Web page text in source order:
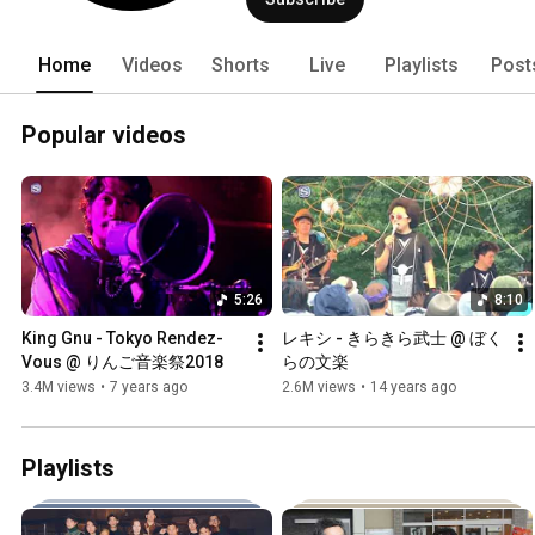
Home Videos Shorts Live Playlists
Popular videos
5:26
King Gnu - Tokyo Rendez-
Vous @ りんご音楽祭2018
3.4M views • 7 years ago
8:10
レキシ - きらきら武士 @ ぼく
らの文楽
2.6M views • 14 years ago
Playlists